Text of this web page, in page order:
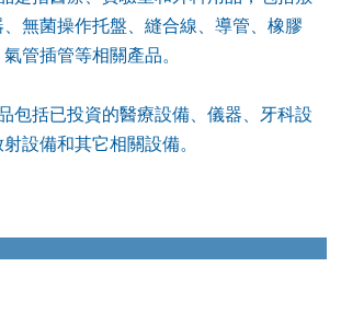
無菌操作托盤、縫合線、導管、橡膠
管插管等相關產品。
包括已投資的醫療設備、儀器、牙科設
設備和其它相關設備。